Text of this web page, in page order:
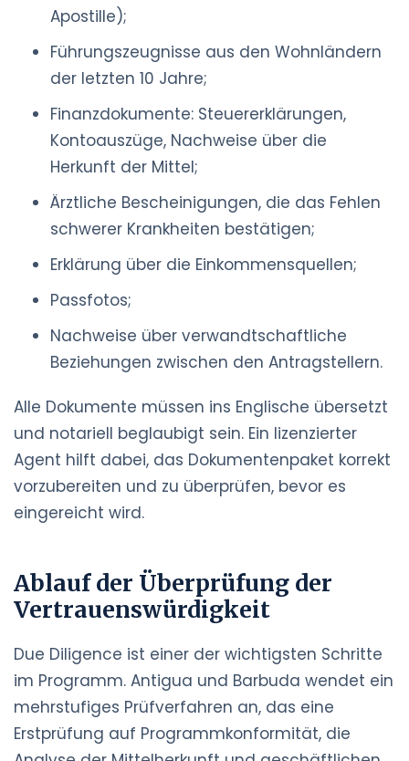
Apostille);
Führungszeugnisse aus den Wohnländern
der letzten 10 Jahre;
Finanzdokumente: Steuererklärungen,
Kontoauszüge, Nachweise über die
Herkunft der Mittel;
Ärztliche Bescheinigungen, die das Fehlen
schwerer Krankheiten bestätigen;
Erklärung über die Einkommensquellen;
Passfotos;
Nachweise über verwandtschaftliche
Beziehungen zwischen den Antragstellern.
Alle Dokumente müssen ins Englische übersetzt
und notariell beglaubigt sein. Ein lizenzierter
Agent hilft dabei, das Dokumentenpaket korrekt
vorzubereiten und zu überprüfen, bevor es
eingereicht wird.
Ablauf der Überprüfung der
Vertrauenswürdigkeit
Due Diligence ist einer der wichtigsten Schritte
im Programm. Antigua und Barbuda wendet ein
mehrstufiges Prüfverfahren an, das eine
Erstprüfung auf Programmkonformität, die